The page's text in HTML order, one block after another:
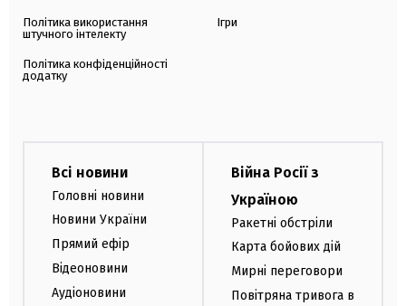
Політика використання
штучного інтелекту
Політика конфіденційності
додатку
Ігри
Всі новини
Головні новини
Новини України
Прямий ефір
Відеоновини
Аудіоновини
Війна Росії з
Україною
Ракетні обстріли
Карта бойових дій
Мирні переговори
Повітряна тривога в